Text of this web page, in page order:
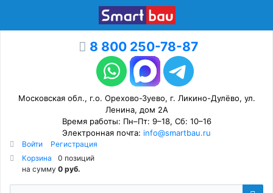
8 800 250-78-87
Московская обл., г.о. Орехово-Зуево, г. Ликино-Дулёво, ул.
Ленина, дом 2А
Время работы: Пн–Пт: 9–18, Сб: 10–16
Электронная почта: info@smartbau.ru
Войти
Регистрация
Корзина
0 позиций
на сумму 0 руб.